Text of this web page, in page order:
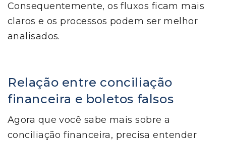
Consequentemente, os fluxos ficam mais
claros e os processos podem ser melhor
analisados.
Relação entre conciliação
financeira e boletos falsos
Agora que você sabe mais sobre a
conciliação financeira, precisa entender